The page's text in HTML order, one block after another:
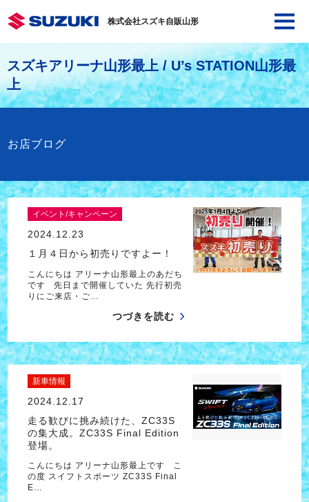
株式会社スズキ自販山形
スズキアリーナ山形最上 / U’s STATION山形最
上
お店ブログ
イベント/キャンペーン
2024.12.23
１月４日から初売りですよー！
こんにちは アリーナ山形最上のあだち
です 先日まで開催していた 先行初売
りにご来店・ご…
つづきを読む
新車情報
2024.12.17
走る歓びに挑み続けた、ZC33S
の集大成。ZC33S Final Edition
登場。
こんにちは アリーナ山形最上です こ
の度 スイフトスポーツ ZC33S Final
E…